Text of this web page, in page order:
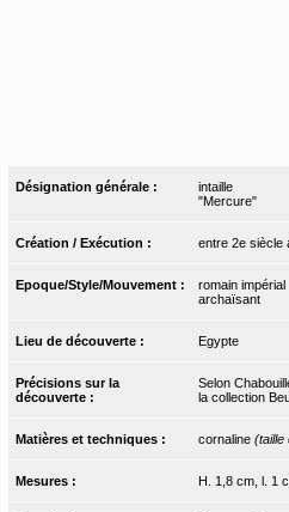
Désignation générale :
intaille
"Mercure"
Création / Exécution : entre 2e siècle
Epoque/Style/Mouvement :
romain impérial
archaïsant
Lieu de découverte : Egypte
Précisions sur la
découverte :
Selon
la collection
Matières et techniques : cornaline (taille
Mesures : H. 1,8 cm, l. 1